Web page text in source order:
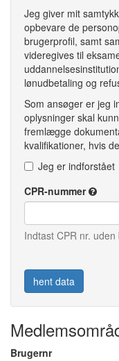
Jeg giver mit
opbevare de
brugerprofil, samt
videregives til
lønudbetaling og
Som ansøger er jeg
oplysninger skal
fremlægge
kvalifikationer, hvis
Jeg er indforstået
CPR-nummer
Indtast CPR nr.
Brugernr